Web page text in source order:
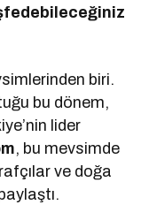
biri.
bu dönem,
lider
, bu mevsimde
ve doğa